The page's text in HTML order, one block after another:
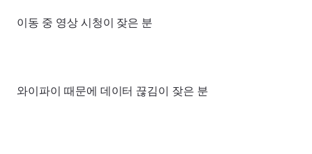
이동 중 영상 시청이 잦은 분
와이파이 때문에 데이터 끊김이 잦은 분